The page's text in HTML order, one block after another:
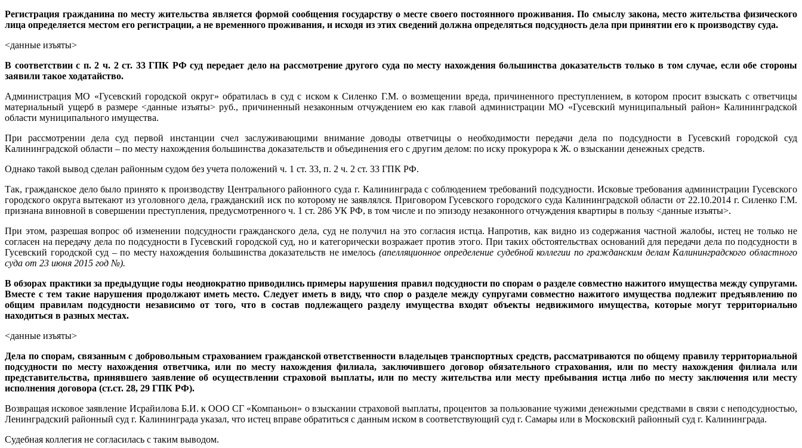
Регистрация гражданина по месту жительства является формой сообщения государству о месте своего постоянного проживания. По смыслу закона, место жительства физического
лица определяется местом его регистрации, а не временного проживания, и исходя из этих сведений должна определяться подсудность дела при принятии его к производству суда.
<данные изъяты>
В соответствии с п. 2 ч. 2 ст. 33 ГПК РФ суд передает дело на рассмотрение другого суда по месту нахождения большинства доказательств только в том случае, если обе стороны
заявили такое ходатайство.
Администрация МО «Гусевский городской округ» обратилась в суд с иском к Силенко Г.М. о возмещении вреда, причиненного преступлением, в котором просит взыскать с ответчицы
материальный ущерб в размере <данные изъяты> руб., причиненный незаконным отчуждением ею как главой администрации МО «Гусевский муниципальный район» Калининградской
области муниципального имущества.
При рассмотрении дела суд первой инстанции счел заслуживающими внимание доводы ответчицы о необходимости передачи дела по подсудности в Гусевский городской суд
Калининградской области – по месту нахождения большинства доказательств и объединения его с другим делом: по иску прокурора к Ж. о взыскании денежных средств.
Однако такой вывод сделан районным судом без учета положений ч. 1 ст. 33, п. 2 ч. 2 ст. 33 ГПК РФ.
Так, гражданское дело было принято к производству Центрального районного суда г. Калининграда с соблюдением требований подсудности. Исковые требования администрации Гусевского
городского округа вытекают из уголовного дела, гражданский иск по которому не заявлялся. Приговором Гусевского городского суда Калининградской области от 22.10.2014 г. Силенко Г.М.
признана виновной в совершении преступления, предусмотренного ч. 1 ст. 286 УК РФ, в том числе и по эпизоду незаконного отчуждения квартиры в пользу <данные изъяты>.
При этом, разрешая вопрос об изменении подсудности гражданского дела, суд не получил на это согласия истца. Напротив, как видно из содержания частной жалобы, истец не только не
согласен на передачу дела по подсудности в Гусевский городской суд, но и категорически возражает против этого. При таких обстоятельствах оснований для передачи дела по подсудности в
Гусевский городской суд – по месту нахождения большинства доказательств не имелось (апелляционное определение судебной коллегии по гражданским делам Калининградского областного
суда от 23 июня 2015 год №).
В обзорах практики за предыдущие годы неоднократно приводились примеры нарушения правил подсудности по спорам о разделе совместно нажитого имущества между супругами.
Вместе с тем такие нарушения продолжают иметь место. Следует иметь в виду, что спор о разделе между супругами совместно нажитого имущества подлежит предъявлению по
общим правилам подсудности независимо от того, что в состав подлежащего разделу имущества входят объекты недвижимого имущества, которые могут территориально
находиться в разных местах.
<данные изъяты>
Дела по спорам, связанным с добровольным страхованием гражданской ответственности владельцев транспортных средств, рассматриваются по общему правилу территориальной
подсудности по месту нахождения ответчика, или по месту нахождения филиала, заключившего договор обязательного страхования, или по месту нахождения филиала или
представительства, принявшего заявление об осуществлении страховой выплаты, или по месту жительства или месту пребывания истца либо по месту заключения или месту
исполнения договора (ст.ст. 28, 29 ГПК РФ).
Возвращая исковое заявление Исрайилова Б.И. к ООО СГ «Компаньон» о взыскании страховой выплаты, процентов за пользование чужими денежными средствами в связи с неподсудностью,
Ленинградский районный суд г. Калининграда указал, что истец вправе обратиться с данным иском в соответствующий суд г. Самары или в Московский районный суд г. Калининграда.
Судебная коллегия не согласилась с таким выводом.